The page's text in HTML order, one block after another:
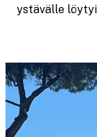
ystävälle